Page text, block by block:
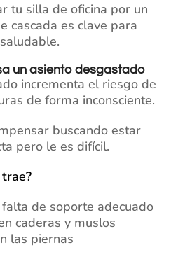
tu silla de oficina por un
cascada es clave para
un asiento desgastado
incrementa el riesgo de
de forma inconsciente.
buscando estar
pero le es difícil.
trae?
de soporte adecuado
caderas y muslos
las piernas